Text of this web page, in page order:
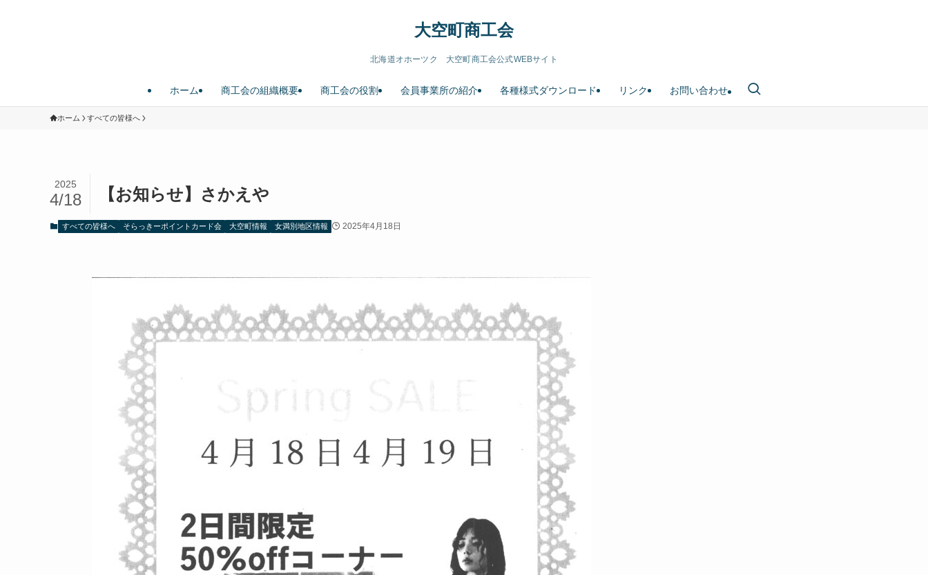
大空町商工会
北海道オホーツク 大空町商工会公式WEBサイト
ホーム 商工会の組織概要 商工会の役割 会員事業所の紹介 各種様式ダウンロード リンク お問い合わせ
ホーム すべての皆様へ
【お知らせ】さかえや
2025
4/18
すべての皆様へ そらっきーポイントカード会 大空町情報 女満別地区情報 2025年4月18日